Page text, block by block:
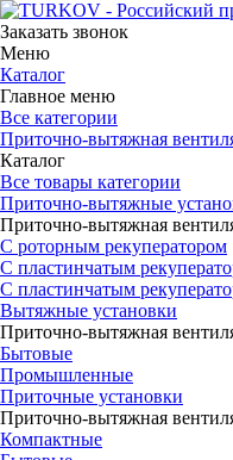
Заказать звонок
Меню
Каталог
Главное меню
Все категории
Приточно-вытяжная
Каталог
Все товары категории
Приточно-вытяжные
Приточно-вытяжная
С роторным рекуператором
С пластинчатым
С пластинчатым
Вытяжные установки
Приточно-вытяжная
Бытовые
Промышленные
Приточные установки
Приточно-вытяжная
Компактные